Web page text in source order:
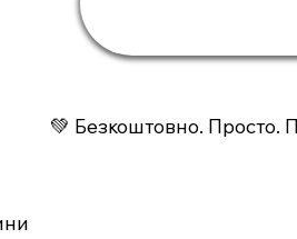
💚 Безкоштовно. Просто.